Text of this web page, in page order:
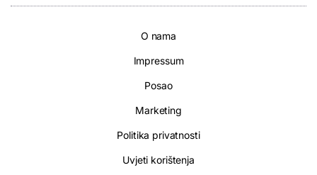
O nama
Impressum
Posao
Marketing
Politika privatnosti
Uvjeti korištenja